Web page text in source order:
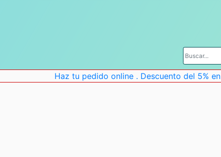
Haz tu pedido online . Descuento del 5% en